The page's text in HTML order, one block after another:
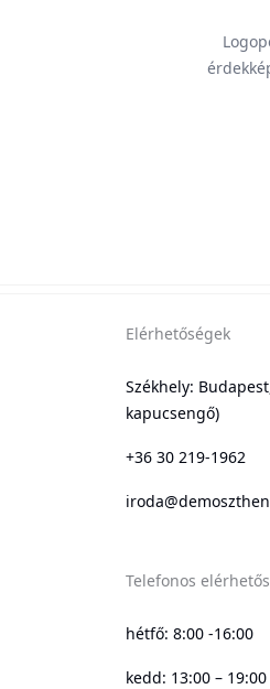
Elérhetőségek
Székhely:
kapucsengő)
+36 30 219-1962
Telefonos
hétfő: 8:00 -16:00
kedd: 13:00 – 19:00